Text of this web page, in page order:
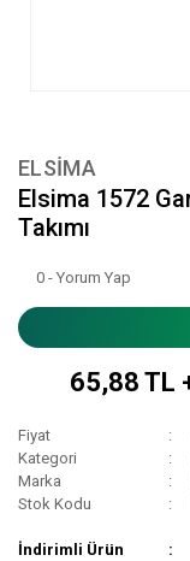
ELSİMA
Elsima 1572
Takımı
0 - Yorum Yap
65,88 TL
Fiyat
Kategori
Marka
Stok Kodu
İndirimli Ürün